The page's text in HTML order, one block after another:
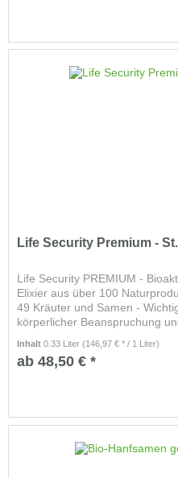
Life Security Premium -
Life Security PREMIUM -
Elixier aus über 100
49 Kräuter und Samen -
körperlicher Beanspruchung
Inhalt0.33 Liter(146,97 € * / 1 Liter)
ab 48,50 € *